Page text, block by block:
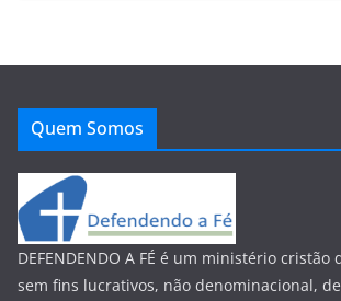
Quem Somos
DEFENDENDO A FÉ é um ministério cristão
sem fins lucrativos, não denominacional,